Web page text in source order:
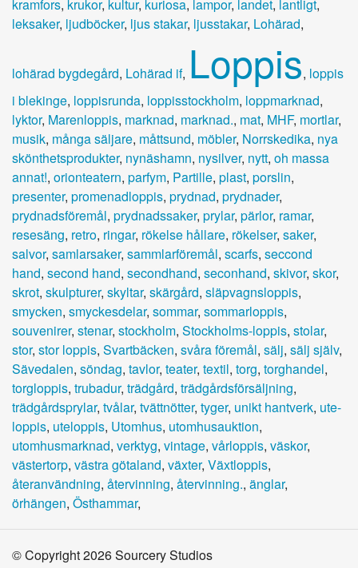
kramfors, krukor, kultur, kuriosa, lampor, landet, lantligt,
leksaker, ljudböcker, ljus stakar, ljusstakar, Lohärad,
lohärad bygdegård, Lohärad if, Loppis, loppis
i blekinge, loppisrunda, loppisstockholm, loppmarknad,
lyktor, Marenloppis, marknad, marknad., mat, MHF, mortlar,
musik, många säljare, måttsund, möbler, Norrskedika, nya
skönthetsprodukter, nynäshamn, nysilver, nytt, oh massa
annat!, orionteatern, parfym, Partille, plast, porslin,
presenter, promenadloppis, prydnad, prydnader,
prydnadsföremål, prydnadssaker, prylar, pärlor, ramar,
resesäng, retro, ringar, rökelse hållare, rökelser, saker,
salvor, samlarsaker, sammlarföremål, scarfs, seccond
hand, second hand, secondhand, seconhand, skivor, skor,
skrot, skulpturer, skyltar, skärgård, släpvagnsloppis,
smycken, smyckesdelar, sommar, sommarloppis,
souvenirer, stenar, stockholm, Stockholms-loppis, stolar,
stor, stor loppis, Svartbäcken, svåra föremål, sälj, sälj själv,
Sävedalen, söndag, tavlor, teater, textil, torg, torghandel,
torgloppis, trubadur, trädgård, trädgårdsförsäljning,
trädgårdsprylar, tvålar, tvättnötter, tyger, unikt hantverk, ute-
loppis, uteloppis, Utomhus, utomhusauktion,
utomhusmarknad, verktyg, vintage, vårloppis, väskor,
västertorp, västra götaland, växter, Växtloppis,
återanvändning, återvinning, återvinning., änglar,
örhängen, Östhammar,
© Copyright 2026 Sourcery Studios